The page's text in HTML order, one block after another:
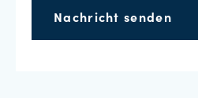
Nachricht senden